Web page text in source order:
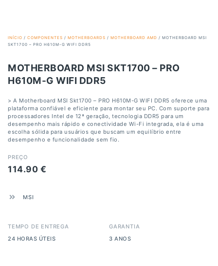
INÍCIO / COMPONENTES / MOTHERBOARDS / MOTHERBOARD AMD / MOTHERBOARD MSI
SKT1700 – PRO H610M-G WIFI DDR5
MOTHERBOARD MSI SKT1700 – PRO
H610M-G WIFI DDR5
> A Motherboard MSI Skt1700 – PRO H610M-G WIFI DDR5 oferece uma
plataforma confiável e eficiente para montar seu PC. Com suporte para
processadores Intel de 12ª geração, tecnologia DDR5 para um
desempenho mais rápido e conectividade Wi-Fi integrada, ela é uma
escolha sólida para usuários que buscam um equilíbrio entre
desempenho e funcionalidade sem fio.
PREÇO
114.90 €
MSI
TEMPO DE ENTREGA
24 HORAS ÚTEIS
GARANTIA
3 ANOS